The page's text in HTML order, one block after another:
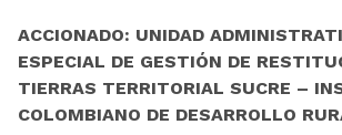
ACCIONADO: UNIDAD
ESPECIAL DE GESTIÓN DE
TIERRAS TERRITORIAL SUCRE –
COLOMBIANO DE DESARROLLO